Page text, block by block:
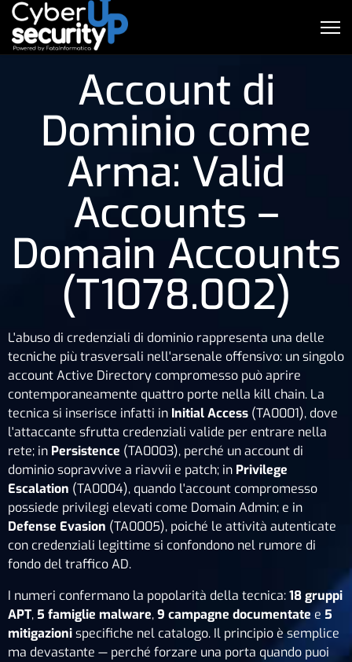
Account di
Dominio come
Arma: Valid
Accounts –
Domain Accounts
(T1078.002)
L'abuso di credenziali di dominio rappresenta una delle
tecniche più trasversali nell'arsenale offensivo: un singolo
account Active Directory compromesso può aprire
contemporaneamente quattro porte nella kill chain. La
tecnica si inserisce infatti in Initial Access (TA0001), dove
l'attaccante sfrutta credenziali valide per entrare nella
rete; in Persistence (TA0003), perché un account di
dominio sopravvive a riavvii e patch; in Privilege
Escalation (TA0004), quando l'account compromesso
possiede privilegi elevati come Domain Admin; e in
Defense Evasion (TA0005), poiché le attività autenticate
con credenziali legittime si confondono nel rumore di
fondo del traffico AD.
I numeri confermano la popolarità della tecnica:18 gruppi
APT, 5 famiglie malware,9 campagne documentate e 5
mitigazionispecifiche nel catalogo. Il principio è semplice
ma devastante — perché forzare una porta quando puoi